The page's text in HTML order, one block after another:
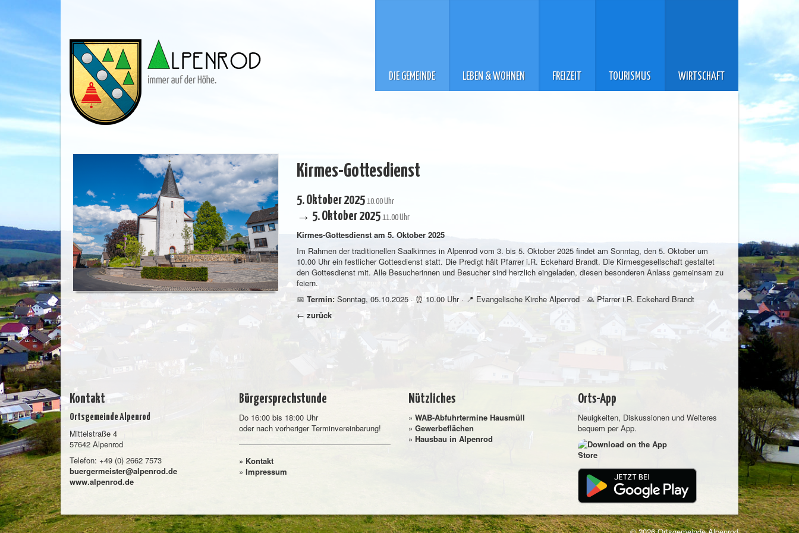
DIE GEMEINDE LEBEN & WOHNEN FREIZEIT TOURISMUS WIRTSCHAFT
Kirmes-Gottesdienst
5. Oktober 2025 10.00 Uhr
→ 5. Oktober 2025 11.00 Uhr
Kirmes-Gottesdienst am 5. Oktober 2025
Im Rahmen der traditionellen Saalkirmes in Alpenrod vom 3. bis 5. Oktober 2025 findet am Sonntag, den 5. Oktober um
10.00 Uhr ein festlicher Gottesdienst statt. Die Predigt hält Pfarrer i.R. Eckehard Brandt. Die Kirmesgesellschaft gestaltet
den Gottesdienst mit. Alle Besucherinnen und Besucher sind herzlich eingeladen, diesen besonderen Anlass gemeinsam zu
feiern.
📅 Termin:Sonntag, 05.10.2025 · ⏰ 10.00 Uhr · 📍 Evangelische Kirche Alpenrod · 🙏 Pfarrer i.R. Eckehard Brandt
← zurück
Kontakt
Ortsgemeinde Alpenrod
Mittelstraße 4
57642 Alpenrod
Telefon: +49 (0) 2662 7573
buergermeister@alpenrod.de
www.alpenrod.de
Bürgersprechstunde
Do 16:00 bis 18:00 Uhr
oder nach vorheriger Terminvereinbarung!
» Kontakt
» Impressum
Nützliches
» WAB-Abfuhrtermine Hausmüll
» Gewerbeflächen
» Hausbau in Alpenrod
Orts-App
Neuigkeiten, Diskussionen und Weiteres
bequem per App.